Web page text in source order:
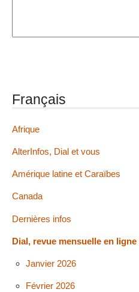
Français
Afrique
AlterInfos, Dial et vous
Amérique latine et Caraïbes
Canada
Dernières infos
Dial, revue mensuelle en ligne
Janvier 2026
Février 2026